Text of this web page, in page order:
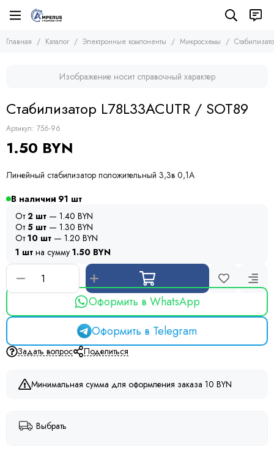
Электронные компоненты
Микросхемы
Микроконтроллеры
Другие микросхемы
Стабилизаторы
Транзисторы
Тиристоры и симисторы
Модули
Резисторы
Предохранители
Кварцевые резонаторы
Дроссели
Фоточувствительные элементы
Устройства защиты
Главная Каталог Электронные компоненты Микросхемы
Изображение носит справочный характер
Стабилизатор L78L33ACUTR / SOT89
Артикул: 756-96
1.50 BYN
Линейный стабилизатор положительный 3,3в 0,1А
В наличии 91
От2 шт — 1.40 BYN
От5 шт — 1.30 BYN
От10 шт — 1.20 BYN
1 шт на сумму 1.50 BYN
Оформить в WhatsApp
Оформить в Telegram
Задать вопрос Поделиться
Минимальная сумма для оформления заказа 10 BYN
Выбрать